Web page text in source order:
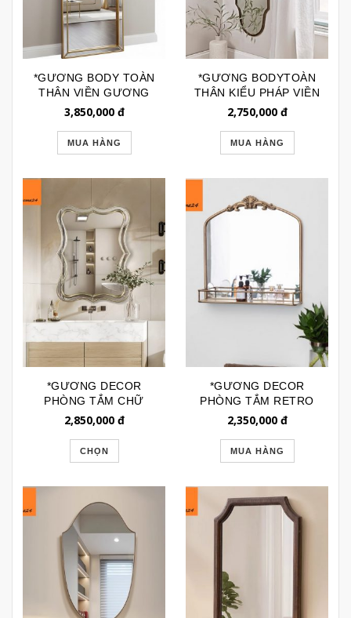
*GƯƠNG BODY TOÀN
THÂN VIỀN GƯƠNG
CAO CẤP GSTT291
3,850,000đ
MUA HÀNG
*GƯƠNG BODYTOÀN
THÂN KIỂU PHÁP VIỀN
INOX CAO CẤP
2,750,000đ
MUA HÀNG
*GƯƠNG DECOR
PHÒNG TẮM CHỮ
NHẬT SÓNG VIỀN
2,850,000đ
CHỌN
*GƯƠNG DECOR
PHÒNG TẮM RETRO
VIỀN ĐỒNG KÈM KỆ
2,350,000đ
MUA HÀNG